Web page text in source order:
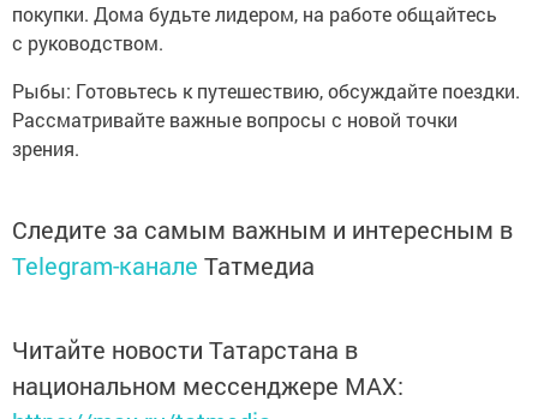
покупки. Дома будьте лидером, на работе общайтесь
с руководством.
Рыбы: Готовьтесь к путешествию, обсуждайте поездки.
Рассматривайте важные вопросы с новой точки
зрения.
Следите за самым важным и интересным в
Telegram-канале Татмедиа
Читайте новости Татарстана в
национальном мессенджере MАХ: